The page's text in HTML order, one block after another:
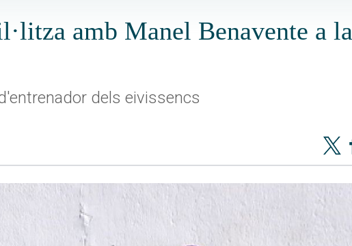
amb Manel Benavente a la
dels eivissencs